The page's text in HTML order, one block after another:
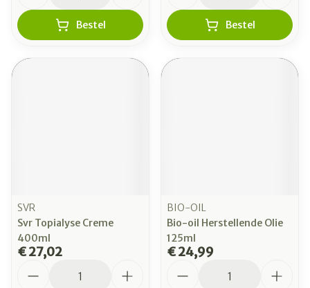
Bestel Bestel
SVR
Svr Topialyse Creme
400ml
€ 27,02
BIO-OIL
Bio-oil Herstellende Olie
125ml
€ 24,99